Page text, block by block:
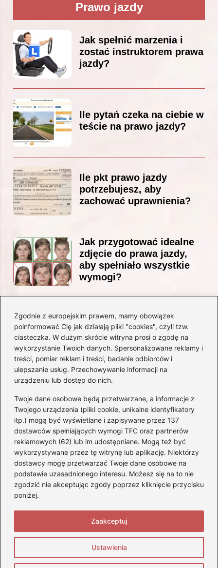
Zgodnie z europejskim prawem, mamy obowiązek
poinformować Cię jak działają pliki "cookies", czyli tzw.
ciasteczka. W dużym skrócie witryna prosi o zgodę na
wykorzystanie Twoich danych. Spersonalizowane reklamy i
treści, pomiar reklam i treści, badanie odbiorców i
ulepszanie usług. Przechowywanie informacji na
urządzeniu lub dostęp do nich.
Twoje dane osobowe będą przetwarzane, a informacje z
Twojego urządzenia (pliki cookie, unikalne identyfikatory
itp.) mogą być wyświetlane i zapisywane przez 137
dostawców spełniających wymogi TFC oraz partnerów
reklamowych (62) lub im udostępniane. Mogą też być
wykorzystywane przez tę witrynę lub aplikację. Niektórzy
dostawcy mogę przetwarzać Twoje dane osobowe na
podstawie uzasadnionego interesu. Możesz się na to nie
zgodzić nie akceptując zgody poprzez kliknięcie przycisku
poniżej.
Ustawienia
Zaakceptuj
Prawo jazdy
Jak spełnić marzenia i
zostać instruktorem prawa
jazdy?
Ile pytań czeka na ciebie w
teście na prawo jazdy?
Ile pkt prawo jazdy
potrzebujesz, aby
zachować uprawnienia?
Jak przygotować idealne
zdjęcie do prawa jazdy,
aby spełniało wszystkie
wymogi?
Czy Jarosław Kaczyński
posiada prawo jazdy? Oto
prawda, którą warto znać!
Kategorie
Akumulatory(71)
Benzyna i Diesel(68)
Motocykle(47)
Opony(77)
Prawo jazdy(75)
Samochody(275)
Silniki(83)
Prywatność
Zasady użytkowania
Napisz do nas